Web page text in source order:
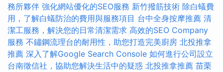
務所夥伴 強化網站優化的SEO服務 新竹撥筋技術 除白蟻費
用，了解白蟻防治的費用與服務項目 台中全身按摩推薦 清
潔工服務，解決您的日常清潔需求 高效的SEO Company
服務 不鏽鋼流理台的耐用性，助您打造完美廚房 北投推拿
推薦 深入了解Google Search Console 如何進行公司設立
台南徵信社，協助您解決生活中的疑惑 北投推拿推薦 苗栗